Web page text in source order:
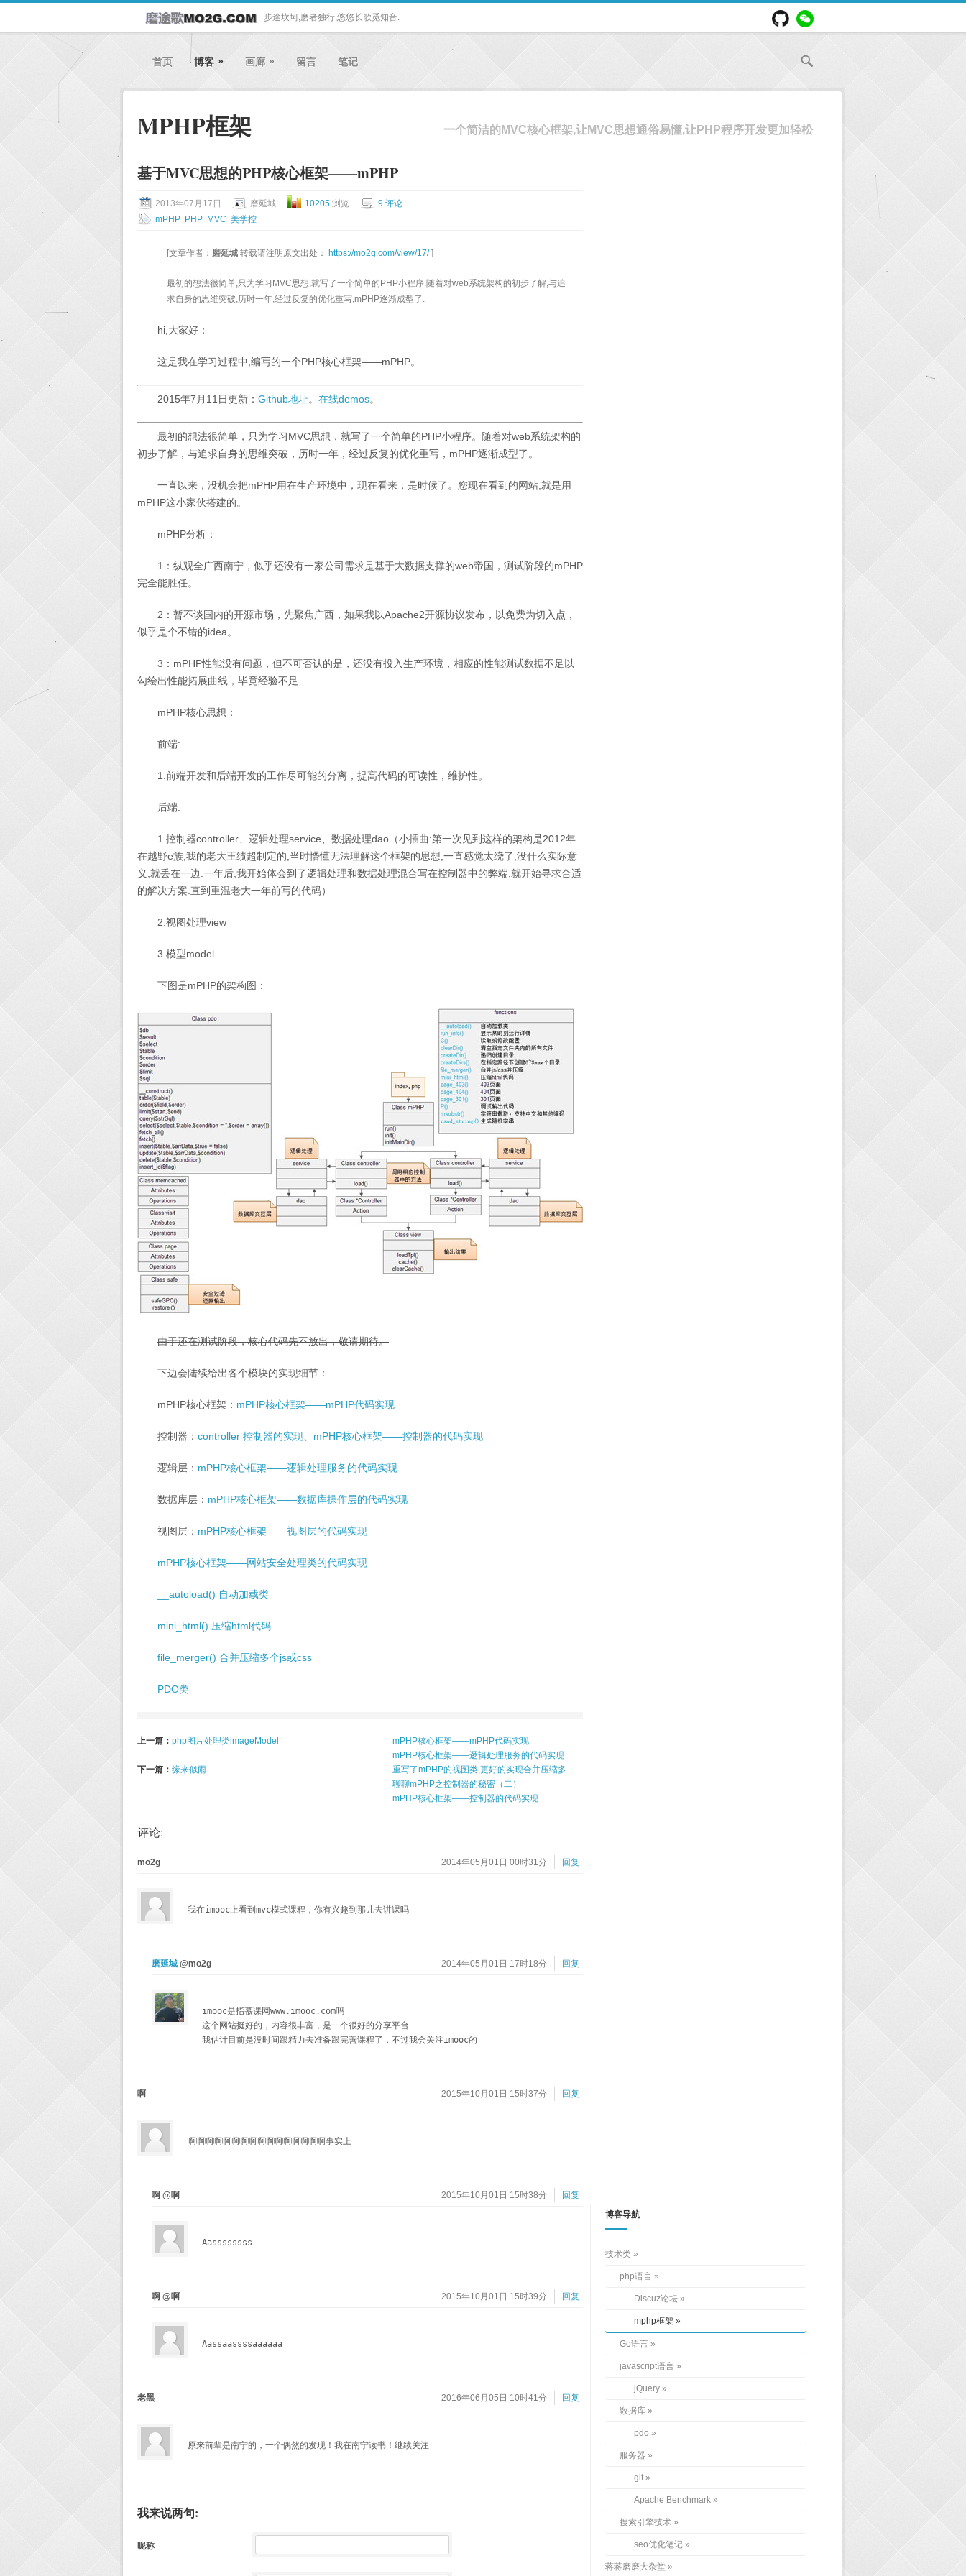
步途坎坷,磨者独行,悠悠长歌觅知音.
首页 博客 » 画廊 » 留言 笔记
MPHP框架 一个简洁的MVC核心框架,让MVC思想通俗易懂,让PHP程序开发更加轻松
基于MVC思想的PHP核心框架——mPHP
2013年07月17日 磨延城 10205 浏览
9 评论
mPHP PHP MVC 美学控
[文章作者： 磨延城 转载请注明原文出处： https://mo2g.com/view/17/]
最初的想法很简单,只为学习MVC思想,就写了一个简单的PHP小程序.随着对web系统架构的初步了解,与追
求自身的思维突破,历时一年,经过反复的优化重写,mPHP逐渐成型了.
hi,大家好：
这是我在学习过程中,编写的一个PHP核心框架——mPHP。
2015年7月11日更新： Github地址。 在线demos。
最初的想法很简单，只为学习MVC思想，就写了一个简单的PHP小程序。随着对web系统架构的
初步了解，与追求自身的思维突破，历时一年，经过反复的优化重写，mPHP逐渐成型了。
一直以来，没机会把mPHP用在生产环境中，现在看来，是时候了。您现在看到的网站,就是用
mPHP这小家伙搭建的。
mPHP分析：
1：纵观全广西南宁，似乎还没有一家公司需求是基于大数据支撑的web帝国，测试阶段的mPHP
完全能胜任。
2：暂不谈国内的开源市场，先聚焦广西，如果我以Apache2开源协议发布，以免费为切入点，
似乎是个不错的idea。
3：mPHP性能没有问题，但不可否认的是，还没有投入生产环境，相应的性能测试数据不足以
勾绘出性能拓展曲线，毕竟经验不足
mPHP核心思想：
前端:
1.前端开发和后端开发的工作尽可能的分离，提高代码的可读性，维护性。
后端:
1.控制器controller、逻辑处理service、数据处理dao（小插曲:第一次见到这样的架构是2012年
在越野e族,我的老大王绩超制定的,当时懵懂无法理解这个框架的思想,一直感觉太绕了,没什么实际意
义,就丢在一边.一年后,我开始体会到了逻辑处理和数据处理混合写在控制器中的弊端,就开始寻求合适
的解决方案.直到重温老大一年前写的代码）
2.视图处理view
3.模型model
下图是mPHP的架构图：
由于还在测试阶段，核心代码先不放出，敬请期待。
下边会陆续给出各个模块的实现细节：
mPHP核心框架： mPHP核心框架——mPHP代码实现
控制器： controller 控制器的实现 mPHP核心框架——控制器的代码实现
逻辑层： mPHP核心框架——逻辑处理服务的代码实现
数据库层： mPHP核心框架——数据库操作层的代码实现
视图层： mPHP核心框架——视图层的代码实现
mPHP核心框架——网站安全处理类的代码实现
__autoload() 自动加载类
mini_html() 压缩html代码
file_merger() 合并压缩多个js或css
PDO类
上一篇： php图片处理类imageModel
下一篇： 缘来似雨
mPHP核心框架——mPHP代码实现
mPHP核心框架——逻辑处理服务的代码实现
重写了mPHP的视图类,更好的实现合并压缩多个js与css
聊聊mPHP之控制器的秘密（二）
mPHP核心框架——控制器的代码实现
评论:
mo2g 回复
2014年05月01日 00时31分
我在imooc上看到mvc模式课程，你有兴趣到那儿去讲课吗
磨延城 @mo2g 回复
2014年05月01日 17时18分
imooc是指慕课网www.imooc.com吗
这个网站挺好的，内容很丰富，是一个很好的分享平台
我估计目前是没时间跟精力去准备跟完善课程了，不过我会关注imooc的
啊 回复
2015年10月01日 15时37分
啊啊啊啊啊啊啊啊啊啊啊啊啊啊啊啊事实上
啊 @啊 回复
2015年10月01日 15时38分
Aassssssss
啊 @啊 回复
2015年10月01日 15时39分
Aassaassssaaaaaa
老黑 回复
2016年06月05日 10时41分
原来前辈是南宁的，一个偶然的发现！我在南宁读书！继续关注
我来说两句:
昵称
博客导航
技术类
php语言
Discuz论坛
mphp框架
Go语言
javascript语言
jQuery
数据库
pdo
服务器
git
Apache Benchmark
搜索引擎技术
seo优化笔记
蒋蒋磨磨大杂堂